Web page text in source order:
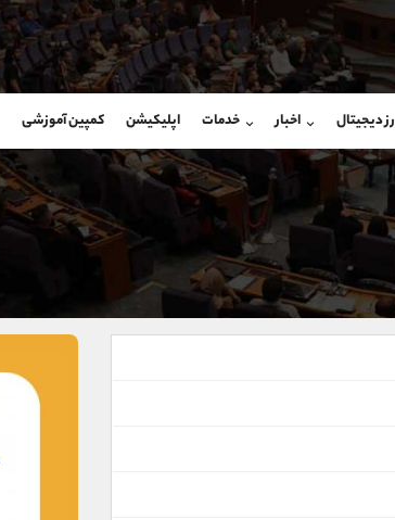
دیجیتال اخبار خدمات اپلیکیشن کمپین آموزشی
گفتگو
104
شروع گفتگو
@Armteam_admin_103
داخلی 103